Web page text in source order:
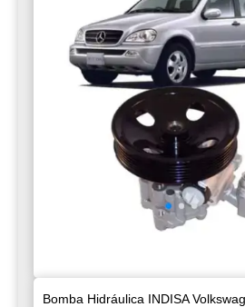
Bomba Hidráulica INDISA